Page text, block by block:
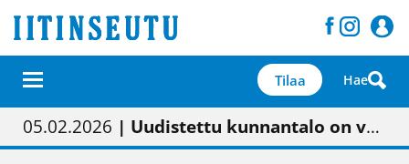
Tilaa Hae
01.02.2026 | Painon vaihtumisen pitäisi näkyä hieman parempana painojäljen laatuna lehdessä
05.02.2026 | Uudistettu kunnantalo on valoisa
23.04.2026 | “Olemme käynnistämässä uudelleen keskustavisiotyön”
09.05.2026| "Maalla on totuttu elämään omavaraisemmin kuin kaupungissa"